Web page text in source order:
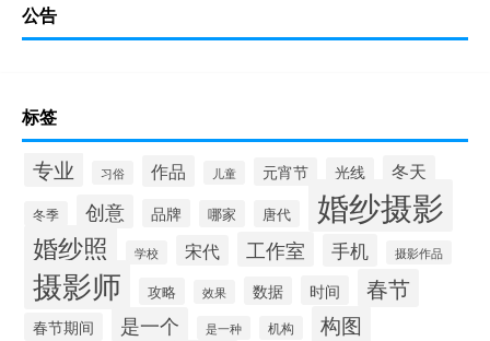
公告
标签
专业 习俗 作品 儿童 元宵节 光线 冬天
冬季 创意 品牌 哪家 唐代 婚纱摄影
婚纱照 学校 宋代 工作室 手机 摄影作品
摄影师 攻略 效果 数据 时间 春节
春节期间 是一个 是一种 机构 构图